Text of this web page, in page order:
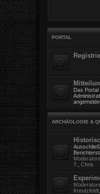
PORTAL
Das Portal
ARCHÄOLOGIE &
T.
Chris
Kreutzfeldt